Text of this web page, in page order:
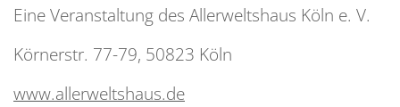
Eine Veranstaltung des Allerweltshaus Köln e. V.
Körnerstr. 77-79, 50823 Köln
www.allerweltshaus.de